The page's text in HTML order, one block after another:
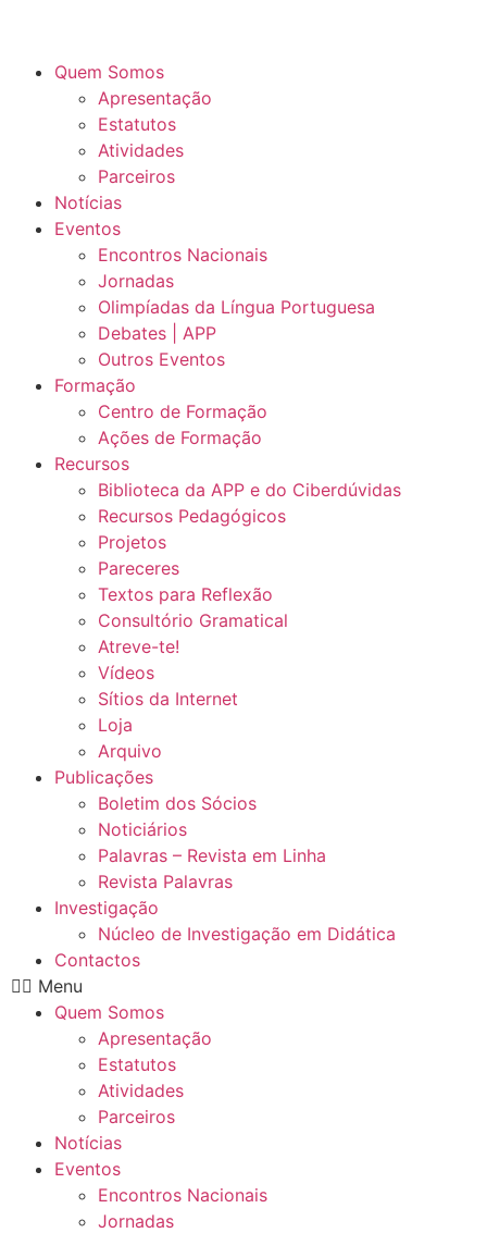
contentQuem Somos
Apresentação
Estatutos
Atividades
Parceiros
Notícias
Eventos
Encontros Nacionais
Jornadas
Olimpíadas da Língua Portuguesa
Debates | APP
Outros Eventos
Formação
Centro de Formação
Ações de Formação
Recursos
Biblioteca da APP e do Ciberdúvidas
Recursos Pedagógicos
Projetos
Pareceres
Textos para Reflexão
Consultório Gramatical
Atreve-te!
Vídeos
Sítios da Internet
Loja
Arquivo
Publicações
Boletim dos Sócios
Noticiários
Palavras – Revista em Linha
Revista Palavras
Investigação
Núcleo de Investigação em Didática
Contactos
Menu
Quem Somos
Apresentação
Estatutos
Atividades
Parceiros
Notícias
Eventos
Encontros Nacionais
Jornadas